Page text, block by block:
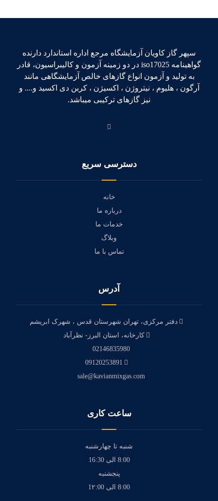
سپهر گاز کاویان آزمایشگاه مرجع اداره استاندارد دارنده
گواهینامه iso17025 در دو زمینه آزمون و کالیبراسیون، قادر
به تولید و آزمون انواع گازهای خالص آزمایشگاهی مانند
آرگون ، هلیوم ، نیتروژن ، اکسیژن ، کربن دی اکسید و.... و
نیز گازهای ترکیبی میباشد.
دسترسی سریع
خانه
درباره ما
خدمات ما
وبلاگ
تماس با ما
آدرس
دفتر مرکزی، تهران شهرستان قدس ، شهرک ابریشم
کارخانه، استان البرز- نظرآباد
02146835980
09120253891
sale@kavianmixgas.com
ساعت کاری
شنبه تا چهارشنبه
8:00 الی 16:30
پنجشنبه
8:00 الی 1۲:00